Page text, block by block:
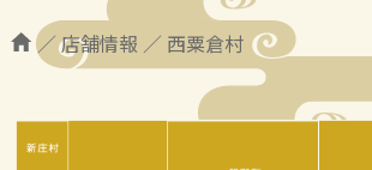
／店舗情報 ／ 西粟倉村